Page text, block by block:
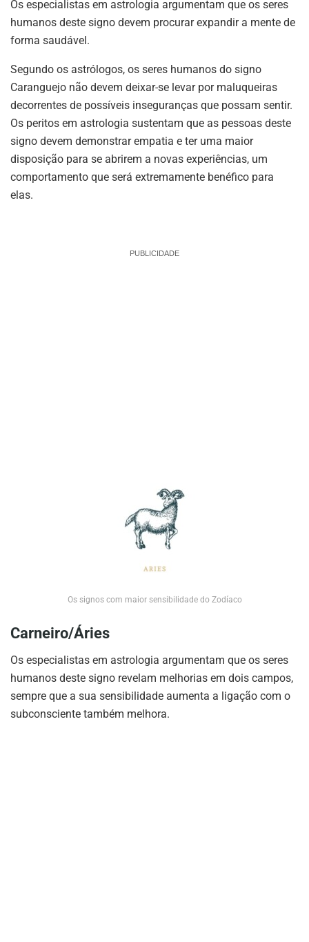
Os especialistas em astrologia argumentam que os seres
humanos deste signo devem procurar expandir a mente de
forma saudável.
Segundo os astrólogos, os seres humanos do signo
Caranguejo não devem deixar-se levar por maluqueiras
decorrentes de possíveis inseguranças que possam sentir.
Os peritos em astrologia sustentam que as pessoas deste
signo devem demonstrar empatia e ter uma maior
disposição para se abrirem a novas experiências, um
comportamento que será extremamente benéfico para
elas.
PUBLICIDADE
Os signos com maior sensibilidade do Zodíaco
Carneiro/Áries
Os especialistas em astrologia argumentam que os seres
humanos deste signo revelam melhorias em dois campos,
sempre que a sua sensibilidade aumenta a ligação com o
subconsciente também melhora.